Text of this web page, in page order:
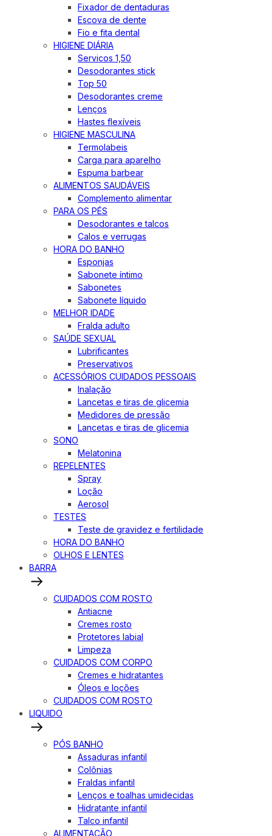
Fixador de dentaduras
Escova de dente
Fio e fita dental
HIGIENE DIÁRIA
Servicos 1,50
Desodorantes stick
Top 50
Desodorantes creme
Lenços
Hastes flexíveis
HIGIENE MASCULINA
Termolabeis
Carga para aparelho
Espuma barbear
ALIMENTOS SAUDÁVEIS
Complemento alimentar
PARA OS PÉS
Desodorantes e talcos
Calos e verrugas
HORA DO BANHO
Esponjas
Sabonete íntimo
Sabonetes
Sabonete líquido
MELHOR IDADE
Fralda adulto
SAÚDE SEXUAL
Lubrificantes
Preservativos
ACESSÓRIOS CUIDADOS PESSOAIS
Inalação
Lancetas e tiras de glicemia
Medidores de pressão
Lancetas e tiras de glicemia
SONO
Melatonina
REPELENTES
Spray
Loção
Aerosol
TESTES
Teste de gravidez e fertilidade
HORA DO BANHO
OLHOS E LENTES
BARRA
CUIDADOS COM ROSTO
Antiacne
Cremes rosto
Protetores labial
Limpeza
CUIDADOS COM CORPO
Cremes e hidratantes
Óleos e loções
CUIDADOS COM ROSTO
LIQUIDO
PÓS BANHO
Assaduras infantil
Colônias
Fraldas infantil
Lenços e toalhas umidecidas
Hidratante infantil
Talco infantil
ALIMENTAÇÃO